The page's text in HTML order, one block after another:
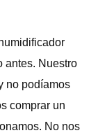
antes. Nuestro
no podíamos
comprar un
No nos